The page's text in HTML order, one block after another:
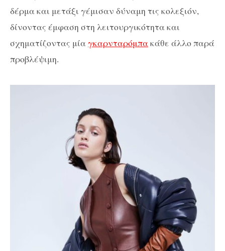
δέρμα και μετάξι γέμισαν δύναμη τις κολεξιόν,
δίνοντας έμφαση στη λειτουργικότητα και
σχηματίζοντας μίαγκαρνταρόμπακάθε άλλο παρά
προβλέψιμη.